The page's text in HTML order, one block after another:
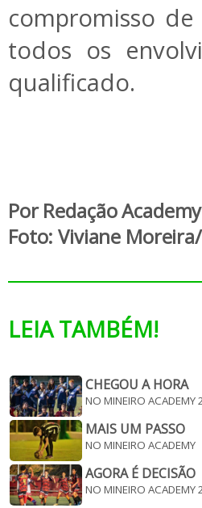
compromisso
todos os
qualificado.
Por Redação
Foto:Viviane Moreira/
LEIA TAMBÉM!
CHEGOU A HORA
NO MINEIRO ACADEMY
MAIS UM PASSO
NO MINEIRO ACADEMY
AGORA É DECISÃO
NO MINEIRO ACADEMY